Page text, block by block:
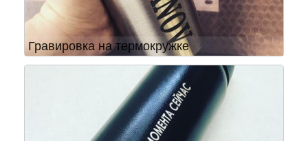
Гравировка на термокружке